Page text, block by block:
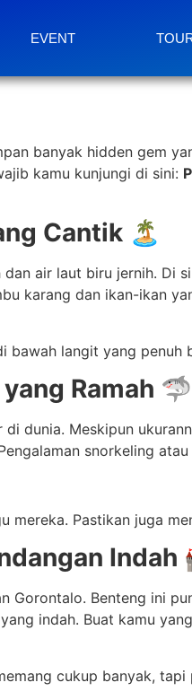
EVENT
banyak hidden gem
kamu kunjungi di sini:
Cantik 🏝️
air laut biru jernih. Di
karang dan ikan-ikan
bawah langit yang penuh
Ramah
di dunia. Meskipun
snorkeling
mereka. Pastikan juga
Indah
Benteng ini
indah. Buat kamu
cukup banyak,